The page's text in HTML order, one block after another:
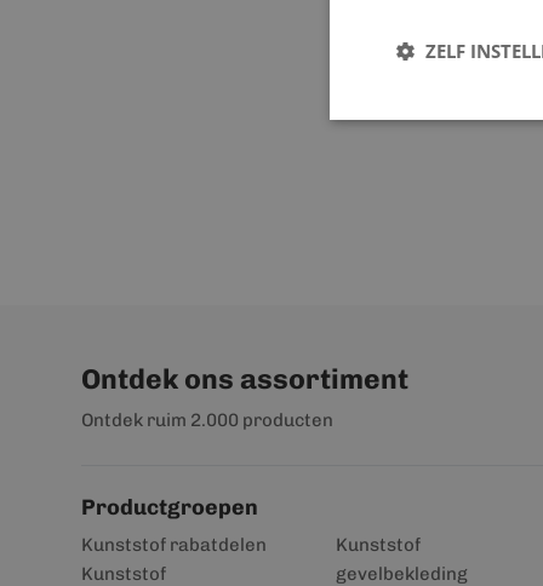
Ontdek ons assortiment
Ontdek ruim 2.000 producten
Productgroepen
Kunststof rabatdelen
Kunststof
Kunststof
gevelbekleding
ZELF